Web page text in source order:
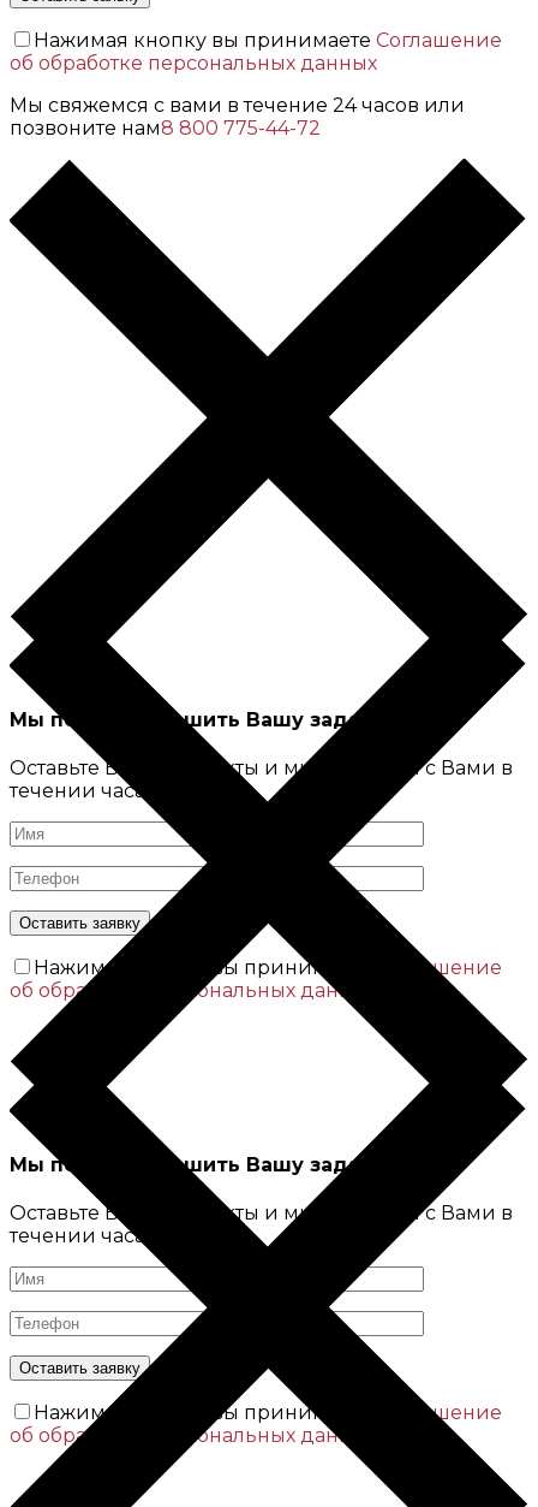
Нажимая кнопку вы принимаете Соглашение
об обработке персональных данных
Мы свяжемся с вами в течение 24 часов или
позвоните нам8 800 775-44-72
Мы поможем решить Вашу задачу
Оставьте Ваши контакты и мы свяжемся с Вами в
течении часа
Нажимая кнопку вы принимаете
Соглашение
об обработке персональных данных
Мы поможем решить Вашу задачу
Оставьте Ваши контакты и мы свяжемся с Вами в
течении часа
Нажимая кнопку вы принимаете
Соглашение
об обработке персональных данных